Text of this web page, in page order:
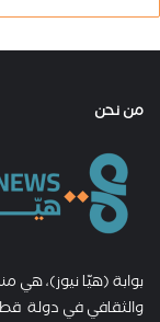
من نحن
بوابة (هيّا نيوز)، هي
والثقافي في دولة